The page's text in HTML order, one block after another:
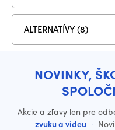
ALTERNATÍVY (8)
NOVINKY,
Akcie a zľavy len pre
zvuku a videu ·